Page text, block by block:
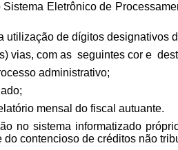
Eletrônico de
utilização de dígitos designativos
vias, com as seguintes cor e
administrativo;
mensal do fiscal autuante.
no sistema informatizado
contencioso de créditos não